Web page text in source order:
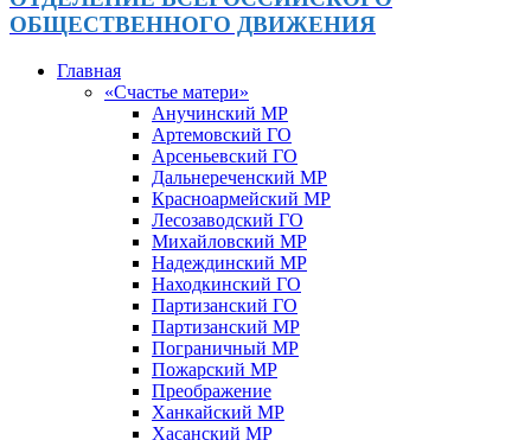
ОБЩЕСТВЕННОГО ДВИЖЕНИЯ
Главная
«Счастье матери»
Анучинский МР
Артемовский ГО
Арсеньевский ГО
Дальнереченский МР
Красноармейский МР
Лесозаводский ГО
Михайловский МР
Надеждинский МР
Находкинский ГО
Партизанский ГО
Партизанский МР
Пограничный МР
Пожарский МР
Преображение
Ханкайский МР
Хасанский МР